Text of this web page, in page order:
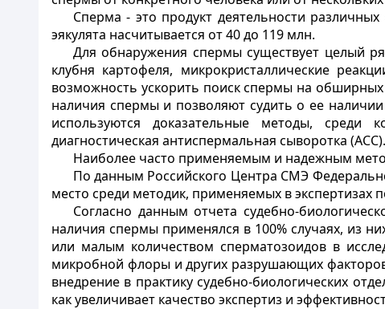
Сперма - это продукт деятельности
эякулята насчитывается от 40 до 119 млн.
Для обнаружения спермы существует целый
клубня картофеля, микрокристаллические
возможность ускорить поиск спермы на обширных
наличия спермы и позволяют судить о ее
используются доказательные методы, среди
диагностическая антиспермальная сыворотка (АСС).
Наиболее часто применяемым и надежным
По данным Российского Центра СМЭ
место среди методик, применяемых в экспертизах
Согласно данным отчета судебно-
наличия спермы применялся в 100% случаях, из
или малым количеством сперматозоидов в
микробной флоры и других разрушающих
внедрение в практику судебно-биологических
как увеличивает качество экспертиз и